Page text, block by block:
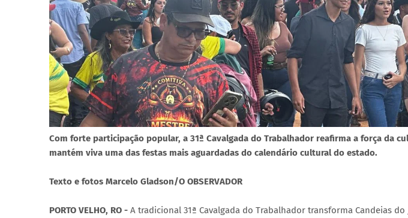
Com forte participação popular, a 31ª Cavalgada do Trabalhador reafirma a força da
mantém viva uma das festas mais aguardadas do calendário cultural do estado.
Texto e fotos Marcelo Gladson/O OBSERVADOR
PORTO VELHO, RO - A tradicional 31ª Cavalgada do Trabalhador transforma Candeias